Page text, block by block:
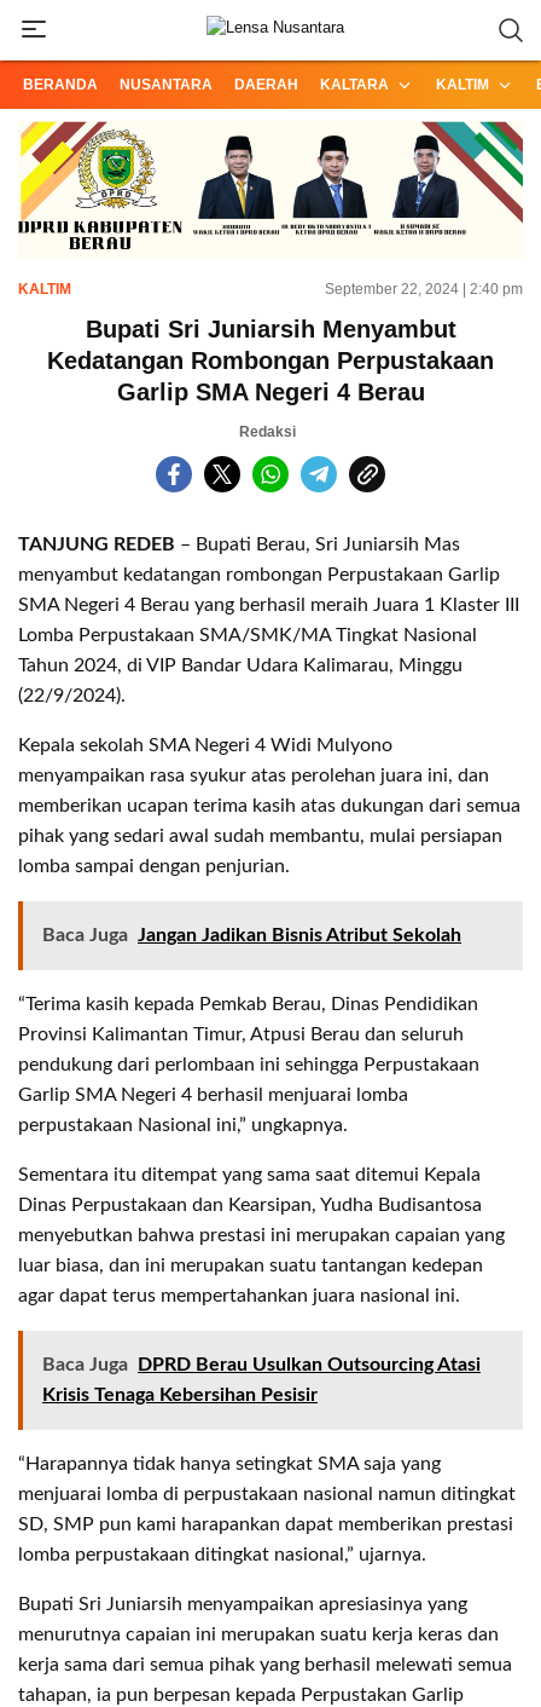
BERANDA NUSANTARA DAERAH KALTARA KALTIM
KALTIM September 22, 2024 | 2:40 pm
Bupati Sri Juniarsih Menyambut
Kedatangan Rombongan Perpustakaan
Garlip SMA Negeri 4 Berau
Redaksi
TANJUNG REDEB – Bupati Berau, Sri Juniarsih Mas
menyambut kedatangan rombongan Perpustakaan Garlip
SMA Negeri 4 Berau yang berhasil meraih Juara 1 Klaster III
Lomba Perpustakaan SMA/SMK/MA Tingkat Nasional
Tahun 2024, di VIP Bandar Udara Kalimarau, Minggu
(22/9/2024).
Kepala sekolah SMA Negeri 4 Widi Mulyono
menyampaikan rasa syukur atas perolehan juara ini, dan
memberikan ucapan terima kasih atas dukungan dari semua
pihak yang sedari awal sudah membantu, mulai persiapan
lomba sampai dengan penjurian.
Baca Juga Jangan Jadikan Bisnis Atribut Sekolah
“Terima kasih kepada Pemkab Berau, Dinas Pendidikan
Provinsi Kalimantan Timur, Atpusi Berau dan seluruh
pendukung dari perlombaan ini sehingga Perpustakaan
Garlip SMA Negeri 4 berhasil menjuarai lomba
perpustakaan Nasional ini,” ungkapnya.
Sementara itu ditempat yang sama saat ditemui Kepala
Dinas Perpustakaan dan Kearsipan, Yudha Budisantosa
menyebutkan bahwa prestasi ini merupakan capaian yang
luar biasa, dan ini merupakan suatu tantangan kedepan
agar dapat terus mempertahankan juara nasional ini.
Baca Juga
DPRD Berau Usulkan Outsourcing Atasi
Krisis Tenaga Kebersihan Pesisir
“Harapannya tidak hanya setingkat SMA saja yang
menjuarai lomba di perpustakaan nasional namun ditingkat
SD, SMP pun kami harapankan dapat memberikan prestasi
lomba perpustakaan ditingkat nasional,” ujarnya.
Bupati Sri Juniarsih menyampaikan apresiasinya yang
menurutnya capaian ini merupakan suatu kerja keras dan
kerja sama dari semua pihak yang berhasil melewati semua
tahapan, ia pun berpesan kepada Perpustakan Garlip